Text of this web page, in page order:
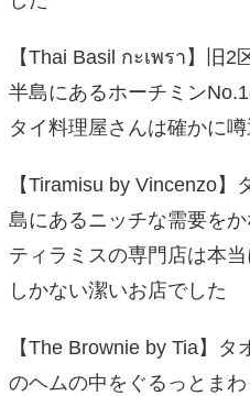
【Thai Basil กะเพรา】旧2
半島にあるホーチミン
タイ料理屋さんは確かに
【Tiramisu by Vincenzo】
島にあるニッチな需要を
ティラミスの専門店は本
しかない潔いお店でした
【The Brownie by Tia】タ
のヘムの中をぐるっとま